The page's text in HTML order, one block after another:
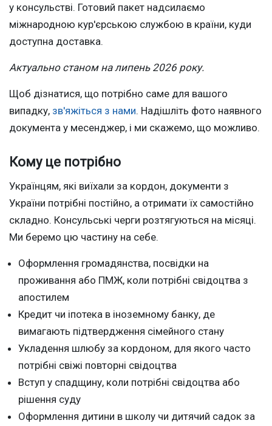
у консульстві. Готовий пакет надсилаємо
міжнародною кур'єрською службою в країни, куди
доступна доставка.
Актуально станом на липень 2026 року.
Щоб дізнатися, що потрібно саме для вашого
випадку, зв'яжіться з нами. Надішліть фото наявного
документа у месенджер, і ми скажемо, що можливо.
Кому це потрібно
Українцям, які виїхали за кордон, документи з
України потрібні постійно, а отримати їх самостійно
складно. Консульські черги розтягуються на місяці.
Ми беремо цю частину на себе.
Оформлення громадянства, посвідки на
проживання або ПМЖ, коли потрібні свідоцтва з
апостилем
Кредит чи іпотека в іноземному банку, де
вимагають підтвердження сімейного стану
Укладення шлюбу за кордоном, для якого часто
потрібні свіжі повторні свідоцтва
Вступ у спадщину, коли потрібні свідоцтва або
рішення суду
Оформлення дитини в школу чи дитячий садок за